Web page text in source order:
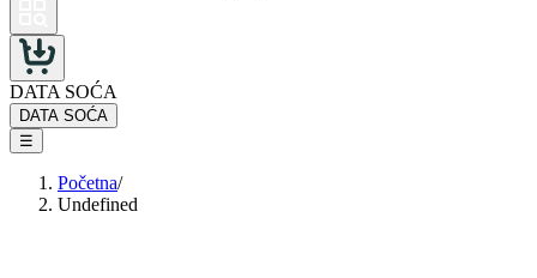
DATA SOĆA
DATA SOĆA
☰
Početna/
Undefined